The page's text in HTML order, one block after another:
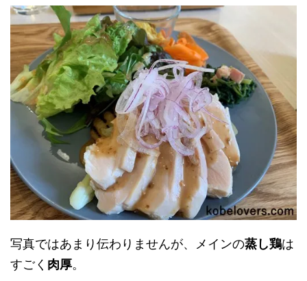
写真ではあまり伝わりませんが、メインの蒸し鶏は
すごく 肉厚。